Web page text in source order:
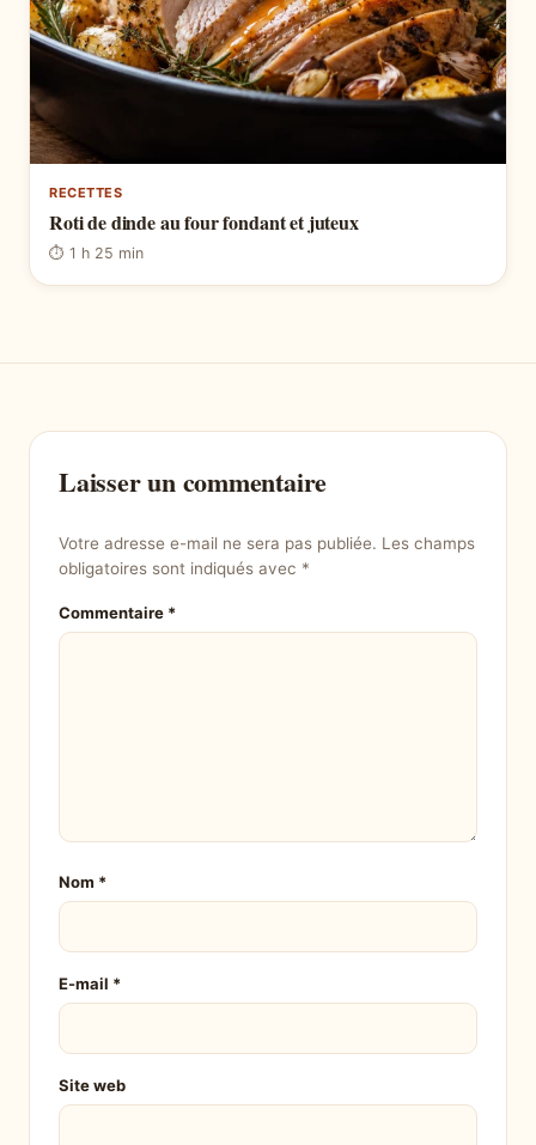
RECETTES
Roti de dinde au four fondant et juteux
⏱ 1 h 25 min
Laisser un commentaire
Votre adresse e-mail ne sera pas publiée. Les champs
obligatoires sont indiqués avec *
Commentaire *
Nom *
E-mail *
Site web